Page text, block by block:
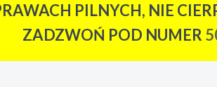
PILNYCH, NIE
ZADZWOŃ POD NUMER